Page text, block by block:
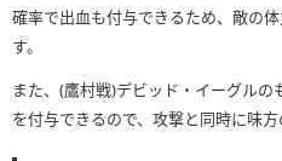
確率で出血も付与できるため、敵の
す。
また、(鷹村戦)デビッド・イーグル
を付与できるので、攻撃と同時に味方